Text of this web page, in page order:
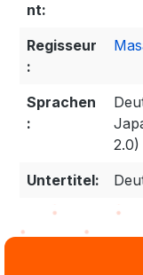
nt:
Regisseur
:
Sprachen
:
2.0)
Untertitel: